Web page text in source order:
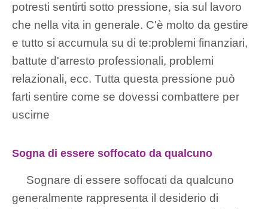
potresti sentirti sotto pressione, sia sul lavoro
che nella vita in generale. C'è molto da gestire
e tutto si accumula su di te:problemi finanziari,
battute d'arresto professionali, problemi
relazionali, ecc. Tutta questa pressione può
farti sentire come se dovessi combattere per
uscirne
Sogna di essere soffocato da qualcuno
Sognare di essere soffocati da qualcuno
generalmente rappresenta il desiderio di